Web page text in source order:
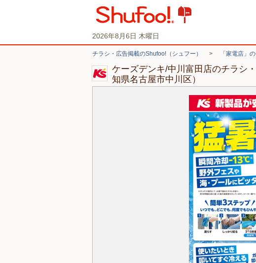
2026年8月6日 木曜日
チラシ・広告掲載のShufoo!（シュフー） > 「家電店」
ケーズデンキ/中川富田店のチラシ
知県名古屋市中川区）